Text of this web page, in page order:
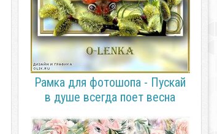
Рамка для фотошопа - Пускай
в душе всегда поет весна